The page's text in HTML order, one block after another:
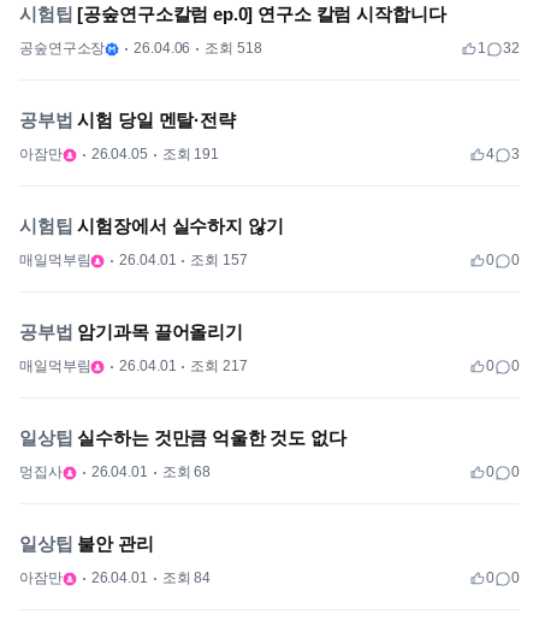
시험팁 [공숲연구소칼럼 ep.0] 연구소 칼럼 시작합니다
공숲연구소장 26.04.06 조회 518 1 32
공부법 시험 당일 멘탈·전략
아잠만 26.04.05 조회 191 4 3
시험팁 시험장에서 실수하지 않기
매일먹부림 26.04.01 조회 157 0 0
공부법 암기과목 끌어올리기
매일먹부림 26.04.01 조회 217 0 0
일상팁 실수하는 것만큼 억울한 것도 없다
멍집사 26.04.01 조회 68 0 0
일상팁 불안 관리
아잠만 26.04.01 조회 84 0 0